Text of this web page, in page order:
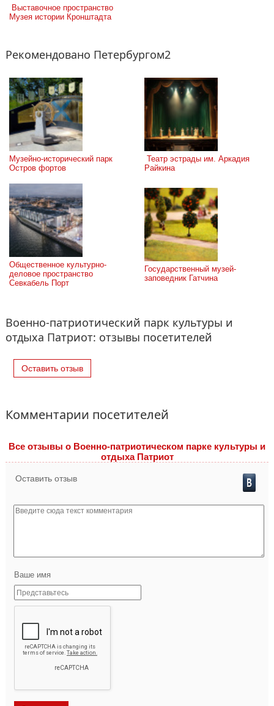
Музея истории Кронштадта
Рекомендовано Петербургом2
Музейно-исторический парк
Остров фортов
Райкина
Общественное культурно-
деловое пространство
Севкабель Порт
Государственный музей-
заповедник Гатчина
Военно-патриотический парк культуры и
отдыха Патриот: отзывы посетителей
Оставить отзыв
Комментарии посетителей
Все отзывы o Военно-патриотическом парке культуры и
отдыха Патриот
Оставить отзыв
Ваше имя